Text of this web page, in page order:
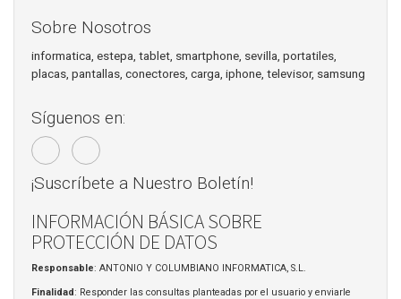
Sobre Nosotros
informatica, estepa, tablet, smartphone, sevilla, portatiles,
placas, pantallas, conectores, carga, iphone, televisor, samsung
Síguenos en:
¡Suscríbete a Nuestro Boletín!
INFORMACIÓN BÁSICA SOBRE
PROTECCIÓN DE DATOS
Responsable: ANTONIO Y COLUMBIANO INFORMATICA, S.L.
Finalidad: Responder las consultas planteadas por el usuario y enviarle